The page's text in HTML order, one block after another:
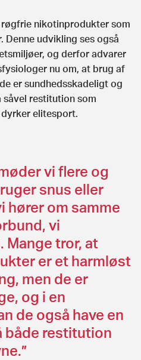
nikotinprodukter som
Denne udvikling ses også
og derfor advarer
nu om, at brug af
er sundhedsskadeligt og
restitution som
elitesport.
vi flere og
snus eller
hører om samme
vi
Mange tror, at
er et harmløst
men de er
og i en
de også have en
både restitution